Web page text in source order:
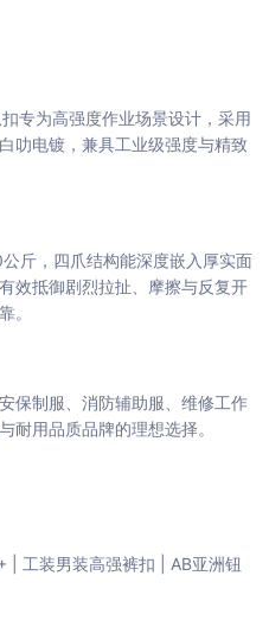
专为高强度作业场景设计，采用
叻电镀，兼具工业级强度与精致
斤，四爪结构能深度嵌入厚实面
效抵御剧烈拉扯、摩擦与反复开
。
保制服、消防辅助服、维修工作
耐用品质品牌的理想选择。
工装男装高强裤扣 | AB亚洲钮